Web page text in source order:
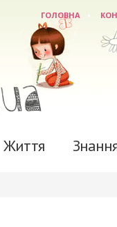
ГОЛОВНА
Життя